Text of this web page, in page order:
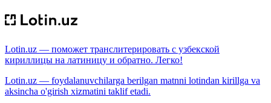
Lotin.uz — поможет транслитерировать с узбекской
кириллицы на латиницу и обратно. Легко!
Lotin.uz — foydalanuvchilarga berilgan matnni lotindan kirillga va
aksincha o'girish xizmatini taklif etadi.